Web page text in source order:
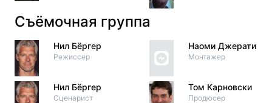
Съёмочная группа
Нил Бёргер
Режиссер
Нил Бёргер
Сценарист
Наоми Джерати
Монтажер
Том Карновски
Продюсер